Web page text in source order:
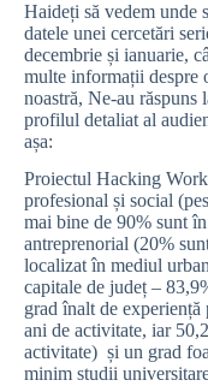
Haideți să vedem unde
datele unei cercetări
decembrie și ianuarie,
multe informații despre
noastră, Ne-au răspuns
profilul detaliat al
așa:
Proiectul Hacking
profesional și social
mai bine de 90% sunt
antreprenorial (20%
localizat în mediul
capitale de județ –
grad înalt de
ani de activitate, iar
activitate) și un grad
minim studii